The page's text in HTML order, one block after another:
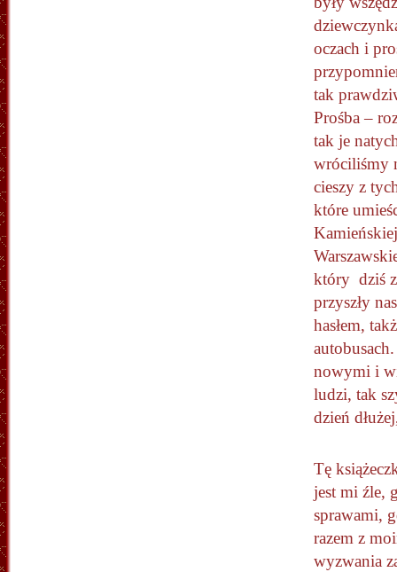
oczach i
tak
Prośba –
tak je
wróciliśmy
cieszy z
które
który dziś
przyszły
hasłem,
nowymi i
ludzi, tak
dzień
Tę
jest mi źle,
sprawami,
razem z
wyzwania